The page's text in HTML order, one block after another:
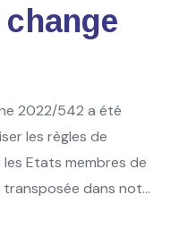
2022/542 a été
les règles de
Etats membres de
dans not...